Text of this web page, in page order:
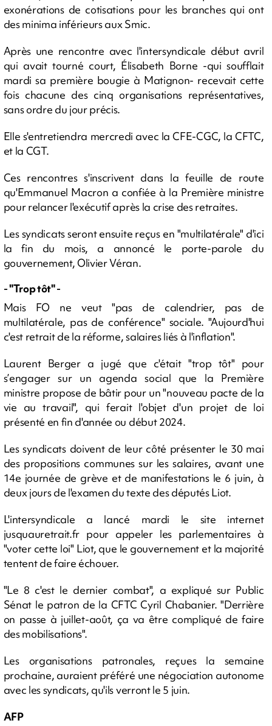
exonérations de cotisations pour les branches qui ont
des minima inférieurs aux Smic.
Après une rencontre avec l'intersyndicale début avril
qui avait tourné court, Élisabeth Borne -qui soufflait
mardi sa première bougie à Matignon- recevait cette
fois chacune des cinq organisations représentatives,
sans ordre du jour précis.
Elle s'entretiendra mercredi avec la CFE-CGC, la CFTC,
et la CGT.
Ces rencontres s'inscrivent dans la feuille de route
qu'Emmanuel Macron a confiée à la Première ministre
pour relancer l'exécutif après la crise des retraites.
Les syndicats seront ensuite reçus en "multilatérale" d'ici
la fin du mois, a annoncé le porte-parole du
gouvernement, Olivier Véran.
- "Trop tôt" -
Mais FO ne veut "pas de calendrier, pas de
multilatérale, pas de conférence" sociale. "Aujourd'hui
c'est retrait de la réforme, salaires liés à l'inflation".
Laurent Berger a jugé que c'était "trop tôt" pour
s’engager sur un agenda social que la Première
ministre propose de bâtir pour un "nouveau pacte de la
vie au travail", qui ferait l'objet d'un projet de loi
présenté en fin d'année ou début 2024.
Les syndicats doivent de leur côté présenter le 30 mai
des propositions communes sur les salaires, avant une
14e journée de grève et de manifestations le 6 juin, à
deux jours de l'examen du texte des députés Liot.
L'intersyndicale a lancé mardi le site internet
jusquauretrait.fr pour appeler les parlementaires à
"voter cette loi" Liot, que le gouvernement et la majorité
tentent de faire échouer.
"Le 8 c'est le dernier combat", a expliqué sur Public
Sénat le patron de la CFTC Cyril Chabanier. "Derrière
on passe à juillet-août, ça va être compliqué de faire
des mobilisations".
Les organisations patronales, reçues la semaine
prochaine, auraient préféré une négociation autonome
avec les syndicats, qu'ils verront le 5 juin.
AFP